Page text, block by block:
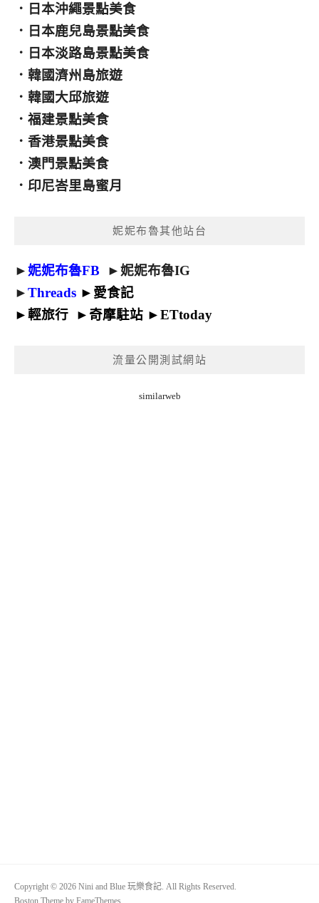
． 日本沖繩景點美食
． 日本鹿兒島景點美食
． 日本淡路島景點美食
． 韓國濟州島旅遊
． 韓國大邱旅遊
． 福建景點美食
． 香港景點美食
． 澳門景點美食
． 印尼峇里島蜜月
妮妮布魯其他站台
►妮妮布魯FB ►妮妮布魯IG
►Threads ► 愛食記
►輕旅行 ► 奇摩駐站 ►ETtoday
流量公開測試網站
similarweb
Copyright © 2026 Nini and Blue 玩樂食記. All Rights Reserved.
Boston Theme by FameThemes